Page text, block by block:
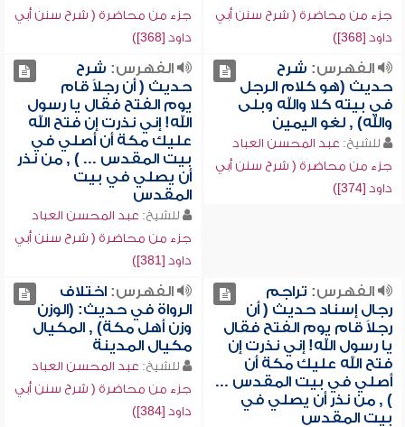
جزء من محاضرة ( شرح سنن أبي
داود [368])
جزء من محاضرة ( شرح سنن أبي
داود [368])
الفهرس: شرح
حديث (هو كلام الرجل
في بيته كلا والله وبلى
والله) , لغو اليمين
للشيخ: عبد المحسن العباد
جزء من محاضرة ( شرح سنن أبي
داود [374])
الفهرس: شرح
حديث ( أن رجلاً قام
يوم الفتح فقال يا رسول
الله! إني نذرت إن فتح الله
عليك مكة أن أصلي في
بيت المقدس ... ) , من نذر
أن يصلي في بيت
المقدس
للشيخ: عبد المحسن العباد
جزء من محاضرة ( شرح سنن أبي
داود [381])
الفهرس: تراجم
رجال إسناد حديث ( أن
رجلاً قام يوم الفتح فقال
يا رسول الله! إني نذرت إن
فتح الله عليك مكة أن
أصلي في بيت المقدس ...
) , من نذر أن يصلي في
بيت المقدس
الفهرس:اختلاف
الرواة في حديث: (الوزن
وزن أهل مكة) , المكيال
مكيال المدينة
للشيخ: عبد المحسن العباد
جزء من محاضرة ( شرح سنن أبي
داود [384])